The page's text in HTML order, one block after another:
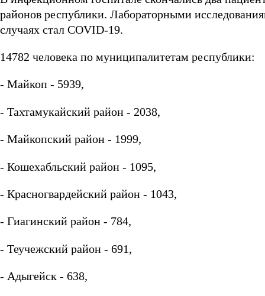
районов республики. Лабораторными
случаях стал COVID-19.
14782 человека по муниципалитетам республики:
- Майкоп - 5939,
- Тахтамукайский район - 2038,
- Майкопский район - 1999,
- Кошехабльский район - 1095,
- Красногвардейский район - 1043,
- Гиагинский район - 784,
- Теучежский район - 691,
- Адыгейск - 638,